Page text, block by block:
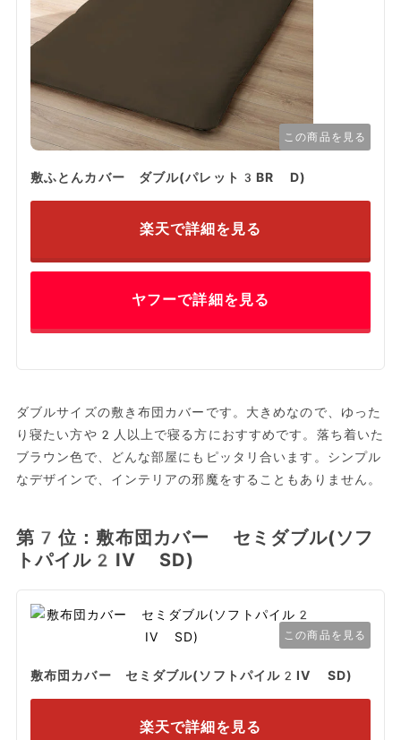
この商品を見る
敷ふとんカバー ダブル(パレット3BR D)
楽天で詳細を見る
ヤフーで詳細を見る
ダブルサイズの敷き布団カバーです。大きめなので、ゆった
り寝たい方や2人以上で寝る方におすすめです。落ち着いた
ブラウン色で、どんな部屋にもピッタリ合います。シンプル
なデザインで、インテリアの邪魔をすることもありません。
第7位：敷布団カバー セミダブル(ソフ
トパイル2IV SD)
この商品を見る
敷布団カバー セミダブル(ソフトパイル2IV SD)
楽天で詳細を見る